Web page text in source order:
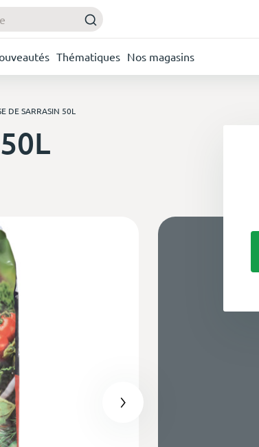
Thématiques Nos magasins
DE SARRASIN 50L